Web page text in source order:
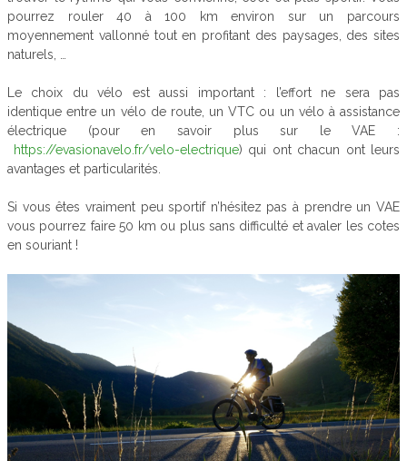
pourrez rouler 40 à 100 km environ sur un parcours
moyennement vallonné tout en profitant des paysages, des sites
naturels, …
Le choix du vélo est aussi important : l’effort ne sera pas
identique entre un vélo de route, un VTC ou un vélo à assistance
électrique (pour en savoir plus sur le VAE :
https://evasionavelo.fr/velo-electrique) qui ont chacun ont leurs
avantages et particularités.
Si vous êtes vraiment peu sportif n’hésitez pas à prendre un VAE
vous pourrez faire 50 km ou plus sans difficulté et avaler les cotes
en souriant !